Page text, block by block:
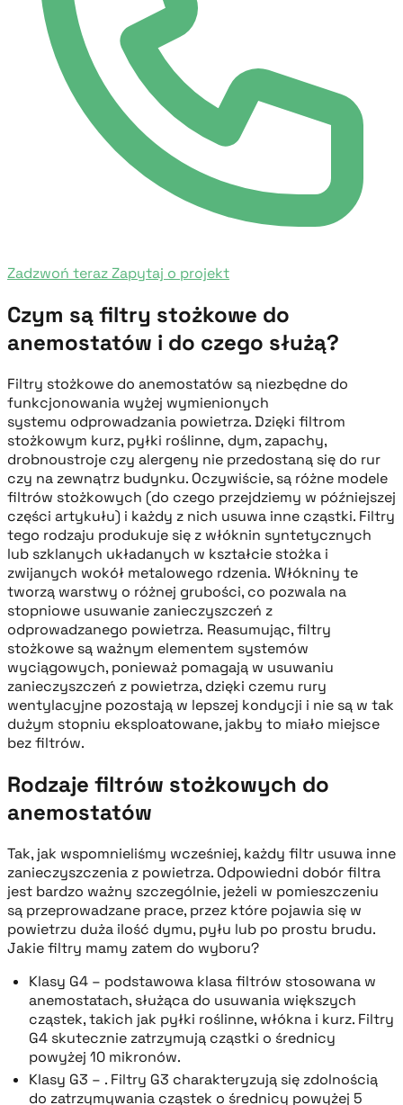
Zadzwoń terazZapytaj o projekt
Czym są filtry stożkowe do
anemostatów i do czego służą?
Filtry stożkowe do anemostatów są niezbędne do
funkcjonowania wyżej wymienionych
systemu odprowadzania powietrza. Dzięki filtrom
stożkowym kurz, pyłki roślinne, dym, zapachy,
drobnoustroje czy alergeny nie przedostaną się do rur
czy na zewnątrz budynku. Oczywiście, są różne modele
filtrów stożkowych (do czego przejdziemy w późniejszej
części artykułu) i każdy z nich usuwa inne cząstki. Filtry
tego rodzaju produkuje się z włóknin syntetycznych
lub szklanych układanych w kształcie stożka i
zwijanych wokół metalowego rdzenia. Włókniny te
tworzą warstwy o różnej grubości, co pozwala na
stopniowe usuwanie zanieczyszczeń z
odprowadzanego powietrza. Reasumując, filtry
stożkowe są ważnym elementem systemów
wyciągowych, ponieważ pomagają w usuwaniu
zanieczyszczeń z powietrza, dzięki czemu rury
wentylacyjne pozostają w lepszej kondycji i nie są w tak
dużym stopniu eksploatowane, jakby to miało miejsce
bez filtrów.
Rodzaje filtrów stożkowych do
anemostatów
Tak, jak wspomnieliśmy wcześniej, każdy filtr usuwa inne
zanieczyszczenia z powietrza. Odpowiedni dobór filtra
jest bardzo ważny szczególnie, jeżeli w pomieszczeniu
są przeprowadzane prace, przez które pojawia się w
powietrzu duża ilość dymu, pyłu lub po prostu brudu.
Jakie filtry mamy zatem do wyboru?
Klasy G4 – podstawowa klasa filtrów stosowana w
anemostatach, służąca do usuwania większych
cząstek, takich jak pyłki roślinne, włókna i kurz. Filtry
G4 skutecznie zatrzymują cząstki o średnicy
powyżej 10 mikronów.
Klasy G3 – . Filtry G3 charakteryzują się zdolnością
do zatrzymywania cząstek o średnicy powyżej 5